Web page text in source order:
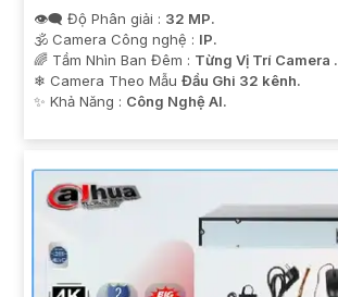
👁️‍🗨 Độ Phân giải : 32 MP.
🕉️ Camera Công nghệ : IP.
🌈 Tầm Nhìn Ban Đêm : Từng Vị Trí Camera .
❄ Camera Theo Mẫu Đầu Ghi 32 kênh.
️✨ Khả Năng : Công Nghệ AI.